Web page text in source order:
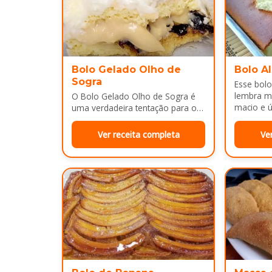
Bolo Gelado Olho de
Sogra
O Bolo Gelado Olho de Sogra é
uma verdadeira tentação para os
amantes de sobremesas
refrescantes e cheias de sabor...
Ver receita completa
Bolo
Esse
lembra
macio e